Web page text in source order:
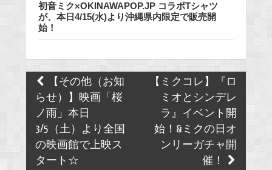
初音ミク×OKINAWAPOP.JP コラボTシャツ
が、本日4/15(水)より沖縄県内限定で販売開
始！
Post
navigation
【その他（お知
らせ）】映画「桜
ノ雨」本日
3/5（土）より全国
の映画館で上映ス
タート☆
【ミクコレ】『ロ
ミオとシンデレ
ラ』イベント開
始！&ミクの日オ
ンリーガチャ開
催！